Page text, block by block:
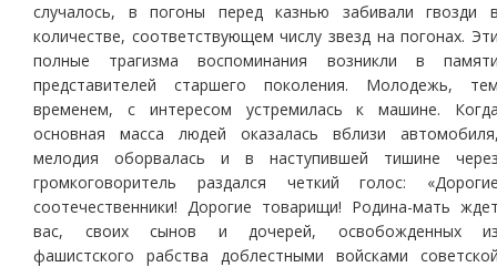
случалось, в погоны перед казнью забивали гвозди
количестве, соответствующем числу звезд на погонах.
полные трагизма воспоминания возникли в
представителей старшего поколения. Молодежь,
временем, с интересом устремилась к машине.
основная масса людей оказалась вблизи
мелодия оборвалась и в наступившей тишине
громкоговоритель раздался четкий голос:
соотечественники! Дорогие товарищи! Родина-мать
вас, своих сынов и дочерей, освобожденных
фашистского рабства доблестными войсками